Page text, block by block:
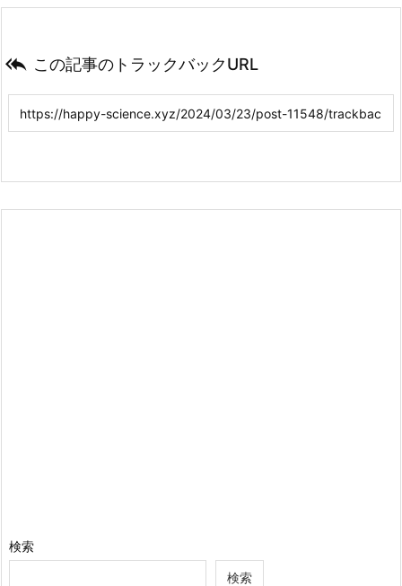
 この記事のトラックバックURL
検索
検索